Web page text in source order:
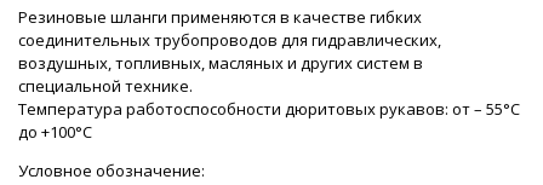
Резиновые шланги применяются в качестве гибких
соединительных трубопроводов для гидравлических,
воздушных, топливных, масляных и других систем в
специальной технике.
Температура работоспособности дюритовых рукавов: от – 55°С
до +100°С
Условное обозначение: